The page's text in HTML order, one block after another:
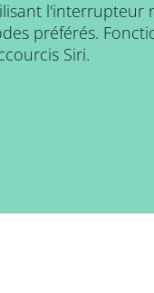
l'interrupteur
préférés.
Siri.